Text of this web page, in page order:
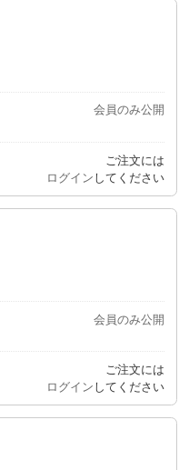
会員のみ公開
ご注文には
ログイン してください
会員のみ公開
ご注文には
ログイン してください